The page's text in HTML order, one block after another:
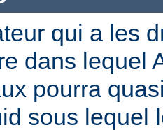
qui a les
dans lequel
pourra
sous lequel